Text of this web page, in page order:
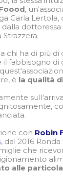
,
Carla Lertola,
dalla dottoressa
chi ha di più di
il fabbisogno di
è la qualità
con Robin
, dal 2016
che
alle